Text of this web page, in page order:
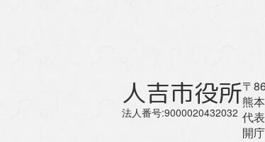
人吉市役所
法人番号:9000020432032
〒
熊
代
開